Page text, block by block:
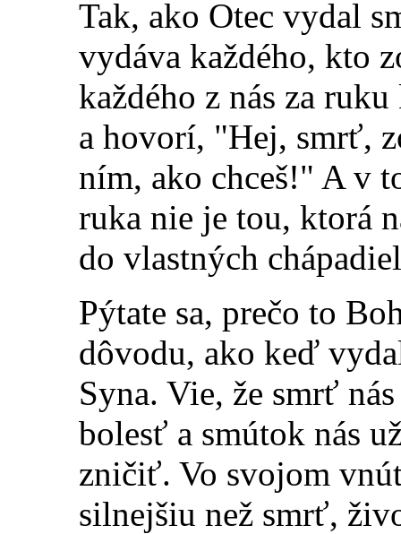
Tak, ako Otec vydal
vydáva každého, kto
každého z nás za
a hovorí, "Hej, smrť,
ním, ako chceš!" A v
ruka nie je tou, ktorá
do vlastných
Pýtate sa, prečo to
dôvodu, ako keď
Syna. Vie, že smrť
bolesť a smútok nás
zničiť. Vo svojom
silnejšiu než smrť,